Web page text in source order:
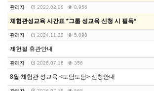
관리자 2023.02.08 8,956
체험관성교육 시간표 *그룹 성교육 신청 시 필독*
관리자 2024.11.22 5,098
제헌절 휴관안내
관리자 2026.07.16 356
8월 체험관 성교육 <도담도담> 신청안내